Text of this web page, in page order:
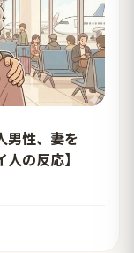
男性、妻を
の反応】